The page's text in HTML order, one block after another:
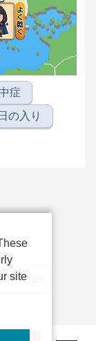
症
の入り
site